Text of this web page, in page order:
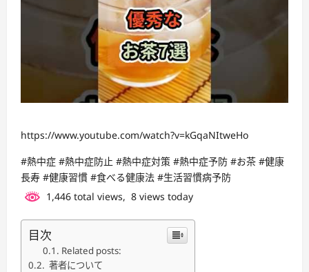
https://www.youtube.com/watch?v=kGqaNItweHo
#熱中症 #熱中症防止 #熱中症対策 #熱中症予防 #お茶 #健康
長寿 #健康習慣 #食べる健康法 #生活習慣病予防
1,446 total views, 8 views today
目次
Related posts:
著者について